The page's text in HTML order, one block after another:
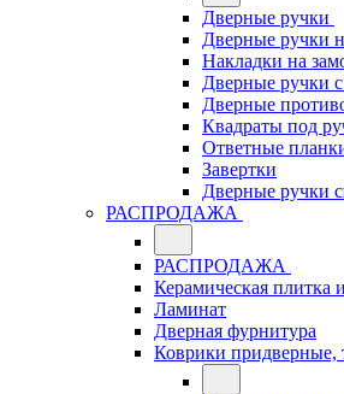
Дверные ручки
Дверные ручки
Накладки на
Дверные ручки
Дверные
Квадраты под
Ответные
Завертки
Дверные ручки
РАСПРОДАЖА
РАСПРОДАЖА
Керамическая плитка
Ламинат
Дверная фурнитура
Коврики придверные,